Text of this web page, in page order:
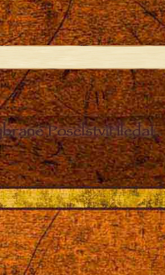
PoselstvíHledat